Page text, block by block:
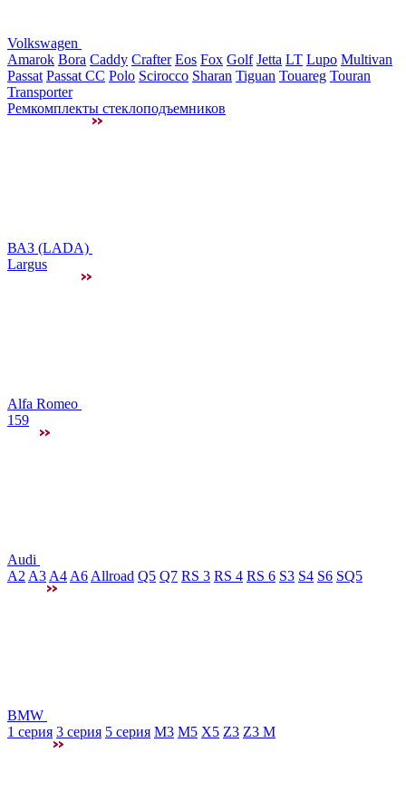
Volkswagen
Amarok Bora Caddy Crafter Eos Fox Golf Jetta LT Lupo Multivan
Passat Passat CC Polo Scirocco Sharan Tiguan Touareg Touran
Transporter
Ремкомплекты стеклоподъемников
ВАЗ (LADA)
Largus
Alfa Romeo
159
Audi
A2 A3 A4 A6 Allroad Q5 Q7 RS 3 RS 4 RS 6 S3 S4 S6 SQ5
BMW
1 серия 3 серия 5 серия M3 М5 X5 Z3 Z3 M